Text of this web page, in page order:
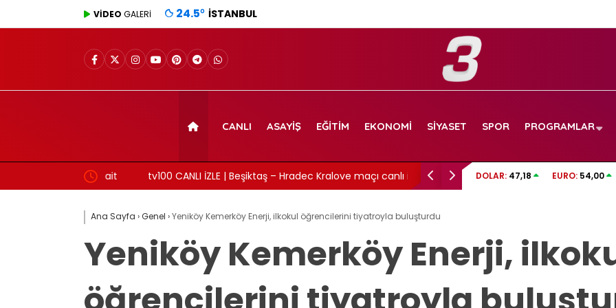
VİDEO GALERİ 24.5° İSTANBUL
CANLI ASAYIŞ EĞITIM EKONOMI SIYASET SPOR PROGRAMLAR
tv100 CANLI İZLE | Beşiktaş – Hradec Kralove maçı canlı izle!
İzmit Belediyesi soruşturmasında gelişme:
DOLAR: 47,18 EURO: 54,00
Ana Sayfa ›Genel ›Yeniköy Kemerköy Enerji, ilkokul öğrencilerini tiyatroyla buluşturdu
Yeniköy Kemerköy Enerji,